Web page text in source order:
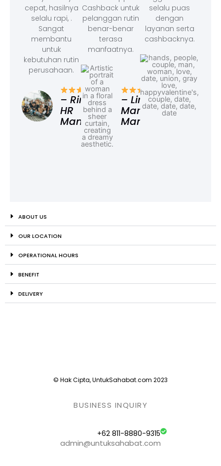
cepat, hasilnya
selalu rapi, .
Sangat
membantu
untuk
kebutuhan rutin
perusahaan.
– Rina,
HR
Manager
Cashback untuk
pelanggan rutin
benar-benar
terasa
manfaatnya.
– Linda,
Marketing
Manager
selalu puas
dengan
layanan serta
cashbacknya.
ABOUT US
OUR LOCATION
OPERATIONAL HOURS
BENEFIT
DELIVERY
© Hak Cipta, UntukSahabat.com 2023
BUSINESS INQUIRY
+62 811-8880-9315
admin@untuksahabat.com